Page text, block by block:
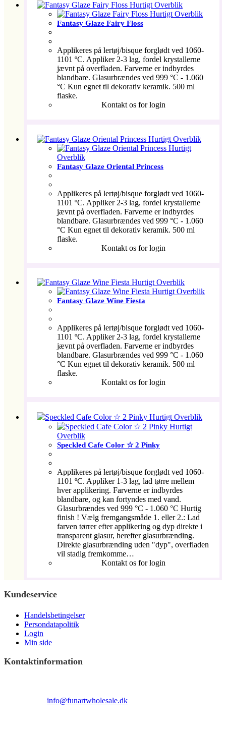
Hurtigt Overblik
Hurtigt Overblik
Fantasy Glaze Fairy Floss
Applikeres på lertøj/bisque forglødt ved 1060-
1101 ºC. Appliker 2-3 lag, fordel krystallerne
jævnt på overfladen. Farverne er indbyrdes
blandbare. Glasurbrændes ved 999 °C - 1.060
°C Kun egnet til dekorativ keramik. 500 ml
flaske.
Kontakt os for login
Hurtigt Overblik
Hurtigt
Overblik
Fantasy Glaze Oriental Princess
Applikeres på lertøj/bisque forglødt ved 1060-
1101 ºC. Appliker 2-3 lag, fordel krystallerne
jævnt på overfladen. Farverne er indbyrdes
blandbare. Glasurbrændes ved 999 °C - 1.060
°C Kun egnet til dekorativ keramik. 500 ml
flaske.
Kontakt os for login
Hurtigt Overblik
Hurtigt Overblik
Fantasy Glaze Wine Fiesta
Applikeres på lertøj/bisque forglødt ved 1060-
1101 ºC. Appliker 2-3 lag, fordel krystallerne
jævnt på overfladen. Farverne er indbyrdes
blandbare. Glasurbrændes ved 999 °C - 1.060
°C Kun egnet til dekorativ keramik. 500 ml
flaske.
Kontakt os for login
Hurtigt Overblik
Hurtigt
Overblik
Speckled Cafe Color ☆ 2 Pinky
Applikeres på lertøj/bisque forglødt ved 1060-
1101 ºC. Appliker 1-3 lag, lad tørre mellem
hver applikering. Farverne er indbyrdes
blandbare, og kan fortyndes med vand.
Glasurbrændes ved 999 °C - 1.060 °C Hurtig
finish ! Vælg fremgangsmåde 1. eller 2.: Lad
farven tørrer efter applikering og dyp direkte i
transparent glasur, herefter glasurbrænding.
Direkte glasurbrænding uden "dyp", overfladen
vil stadig fremkomme…
Kontakt os for login
Kundeservice
Handelsbetingelser
Persondatapolitik
Login
Min side
Kontaktinformation
info@funartwholesale.dk